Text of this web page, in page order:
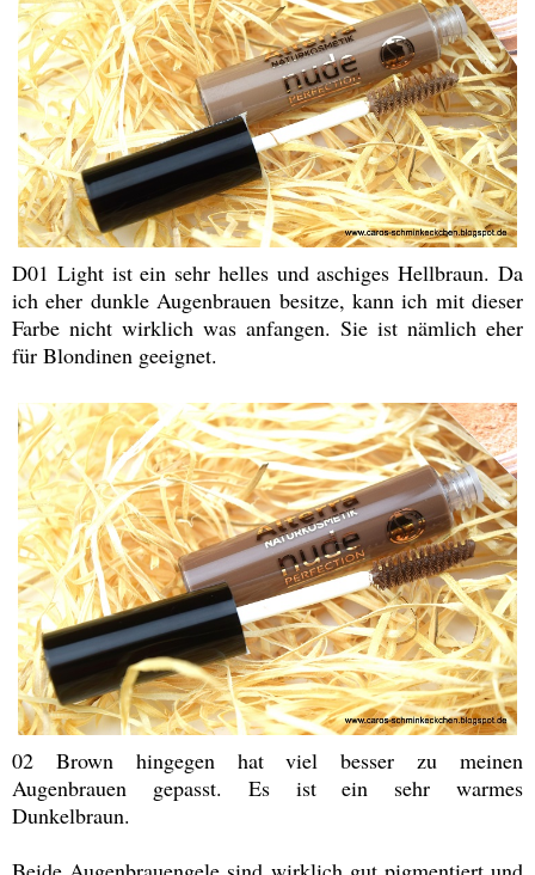
D01 Light ist ein sehr helles und aschiges Hellbraun. Da
ich eher dunkle Augenbrauen besitze, kann ich mit dieser
Farbe nicht wirklich was anfangen. Sie ist nämlich eher
für Blondinen geeignet.
02 Brown hingegen hat viel besser zu meinen
Augenbrauen gepasst. Es ist ein sehr warmes
Dunkelbraun.